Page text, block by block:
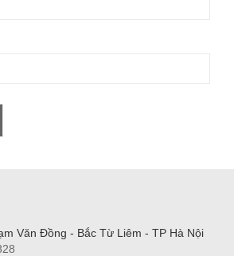
Văn Đồng - Bắc Từ Liêm - TP Hà Nội